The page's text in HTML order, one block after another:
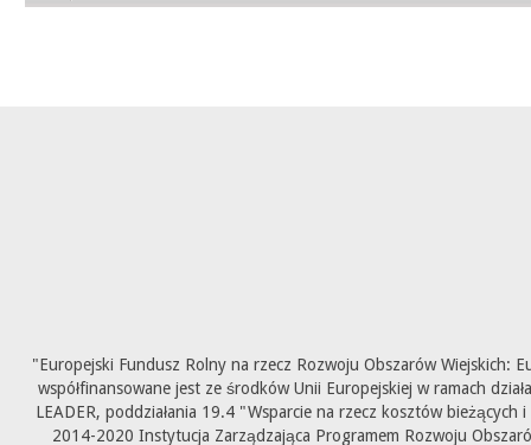
"Europejski Fundusz Rolny na rzecz Rozwoju Obszarów Wiejskich:
współfinansowane jest ze środków Unii Europejskiej w ramach
LEADER, poddziałania 19.4 "Wsparcie na rzecz kosztów
2014-2020 Instytucja Zarządzająca Programem Rozwoju